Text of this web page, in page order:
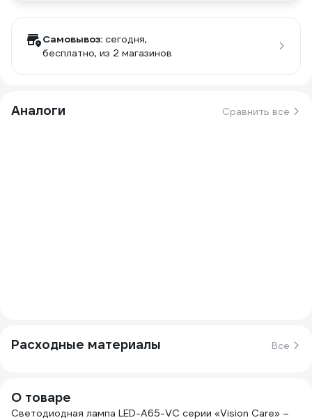
Самовывоз: сегодня,
бесплатно, из 2 магазинов
Аналоги Сравнить все
Расходные материалы Все
О товаре
Светодиодная лампа LED-A65-VC серии «Vision Carе» –